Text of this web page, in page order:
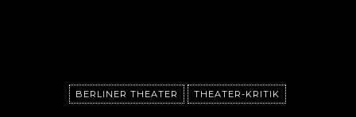
BERLINER THEATER THEATER-KRITIK